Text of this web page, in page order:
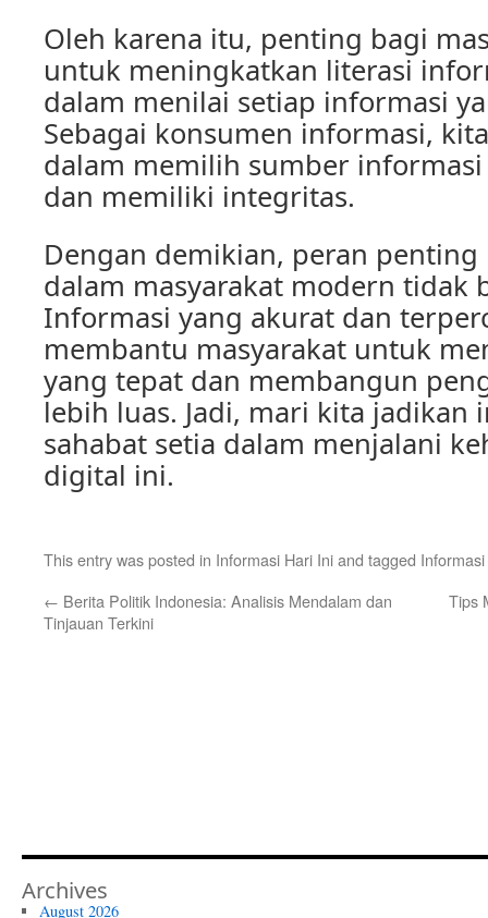
Oleh karena itu, penting bagi
untuk meningkatkan literasi
dalam menilai setiap informasi
Sebagai konsumen informasi,
dalam memilih sumber
dan memiliki integritas.
Dengan demikian, peran
dalam masyarakat modern tidak
Informasi yang akurat dan
membantu masyarakat untuk
yang tepat dan membangun
lebih luas. Jadi, mari kita jadikan
sahabat setia dalam menjalani
digital ini.
This entry was posted in Informasi Hari Iniand tagged
← Berita Politik Indonesia: Analisis Mendalam dan
Tinjauan Terkini
Tips
Archives
August 2026